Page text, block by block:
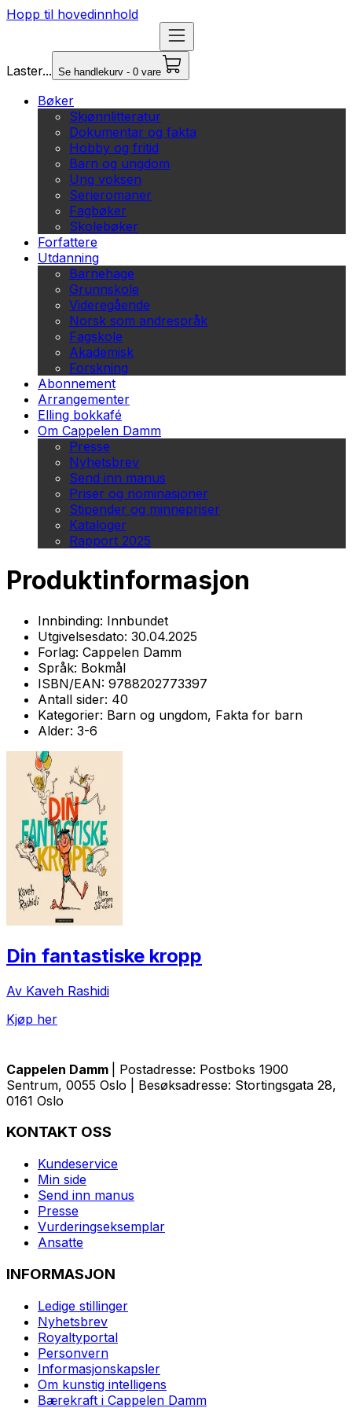
Hopp til hovedinnhold
Laster... Se handlekurv - 0 vare
Bøker
Skjønnlitteratur
Dokumentar og fakta
Hobby og fritid
Barn og ungdom
Ung voksen
Serieromaner
Fagbøker
Skolebøker
Forfattere
Utdanning
Barnehage
Grunnskole
Videregående
Norsk som andrespråk
Fagskole
Akademisk
Forskning
Abonnement
Arrangementer
Elling bokkafé
Om Cappelen Damm
Presse
Nyhetsbrev
Send inn manus
Priser og nominasjoner
Stipender og minnepriser
Kataloger
Rapport 2025
Produktinformasjon
Innbinding: Innbundet
Utgivelsesdato: 30.04.2025
Forlag: Cappelen Damm
Språk: Bokmål
ISBN/EAN: 9788202773397
Antall sider: 40
Kategorier: Barn og ungdom, Fakta for barn
Alder: 3-6
Din fantastiske kropp
Av Kaveh Rashidi
Kjøp her
Cappelen Damm
| Postadresse: Postboks 1900
Sentrum, 0055 Oslo | Besøksadresse: Stortingsgata 28,
0161 Oslo
KONTAKT OSS
Kundeservice
Min side
Send inn manus
Presse
Vurderingseksemplar
Ansatte
INFORMASJON
Ledige stillinger
Nyhetsbrev
Royaltyportal
Personvern
Informasjonskapsler
Om kunstig intelligens
Bærekraft i Cappelen Damm